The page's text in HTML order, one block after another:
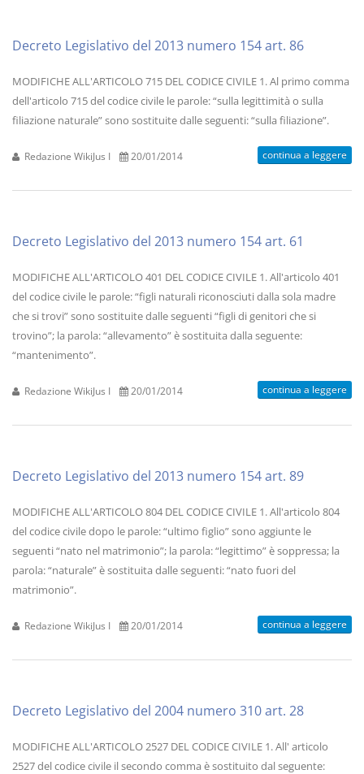
Decreto Legislativo del 2013 numero 154 art. 86
MODIFICHE ALL'ARTICOLO 715 DEL CODICE CIVILE 1. Al primo comma
dell'articolo 715 del codice civile le parole: “sulla legittimità o sulla
filiazione naturale” sono sostituite dalle seguenti: “sulla filiazione”.
Redazione WikiJus I 20/01/2014 continua a leggere
Decreto Legislativo del 2013 numero 154 art. 61
MODIFICHE ALL'ARTICOLO 401 DEL CODICE CIVILE 1. All'articolo 401
del codice civile le parole: “figli naturali riconosciuti dalla sola madre
che si trovi” sono sostituite dalle seguenti “figli di genitori che si
trovino”; la parola: “allevamento” è sostituita dalla seguente:
“mantenimento”.
Redazione WikiJus I 20/01/2014 continua a leggere
Decreto Legislativo del 2013 numero 154 art. 89
MODIFICHE ALL'ARTICOLO 804 DEL CODICE CIVILE 1. All'articolo 804
del codice civile dopo le parole: “ultimo figlio” sono aggiunte le
seguenti “nato nel matrimonio”; la parola: “legittimo” è soppressa; la
parola: “naturale” è sostituita dalle seguenti: “nato fuori del
matrimonio”.
Redazione WikiJus I 20/01/2014 continua a leggere
Decreto Legislativo del 2004 numero 310 art. 28
MODIFICHE ALL'ARTICOLO 2527 DEL CODICE CIVILE 1. All' articolo
2527 del codice civile il secondo comma è sostituito dal seguente: